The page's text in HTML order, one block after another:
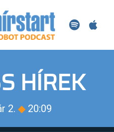
HÍREK
2. ◆ 20:09